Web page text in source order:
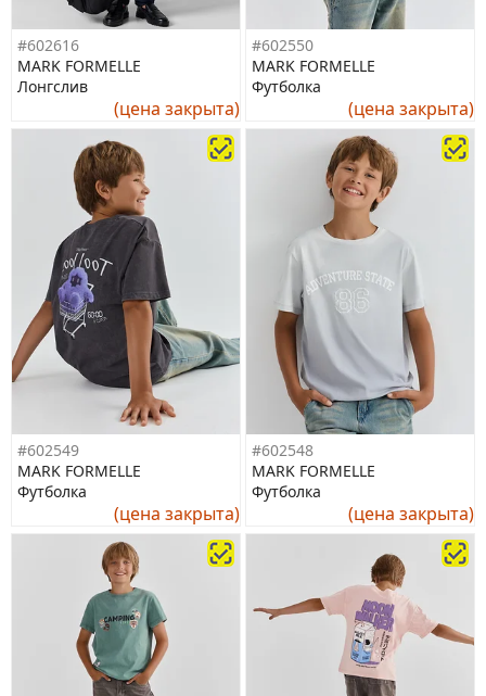
#602616
MARK FORMELLE
Лонгслив
(цена закрыта)
#602550
MARK FORMELLE
Футболка
(цена закрыта)
#602549
MARK FORMELLE
Футболка
(цена закрыта)
#602548
MARK FORMELLE
Футболка
(цена закрыта)